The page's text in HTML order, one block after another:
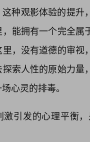
种观影体验的提
能拥有一个完全
，没有道德的审
索人性的原始力
心灵的排毒。
激引发的心理平衡